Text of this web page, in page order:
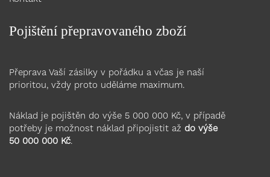
Pojištění přepravovaného zboží
Přeprava Vaší zásilky v pořádku a včas je naší
prioritou, vždy proto uděláme maximum.
Náklad je pojištěn do výše 5 000 000 Kč, v případě
potřeby je možnost náklad připojistit až do výše
50 000 000 Kč.